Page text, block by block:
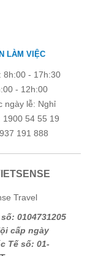
lòng không để
LÀM VIỆC
8h:00 - 17h:30
- 12h:00
ngày lễ: Nghỉ
54 55 19
191 888
Travel
0104731205
cấp ngày
Tế số: 01-